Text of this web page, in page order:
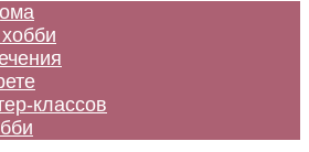
классов